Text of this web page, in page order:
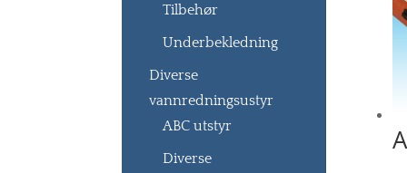
Tilbehør
Underbekledning
Diverse
vannredningsustyr
ABC utstyr
Diverse